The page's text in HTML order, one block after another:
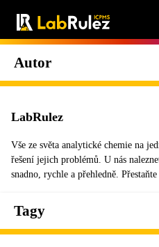
Autor
LabRulez
Vše ze světa analytické chemie na
řešení jejich problémů. U nás
snadno, rychle a přehledně.
Tagy